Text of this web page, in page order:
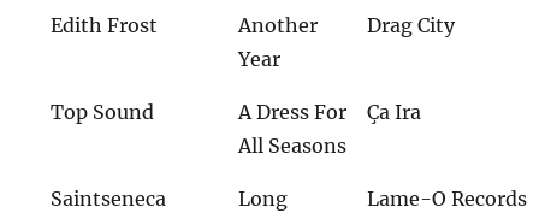
Edith Frost
Another
Year
Drag City
Top Sound
A Dress For
All Seasons
Ça Ira
Saintseneca
Long
Lame-O Records